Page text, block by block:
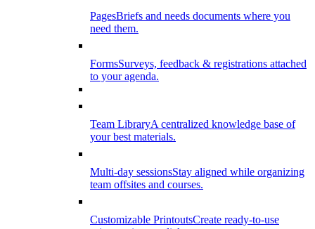
PagesBriefs and needs documents where you
need them.
FormsSurveys, feedback & registrations attached
to your agenda.
Team LibraryA centralized knowledge base of
your best materials.
Multi-day sessionsStay aligned while organizing
team offsites and courses.
Customizable PrintoutsCreate ready-to-use